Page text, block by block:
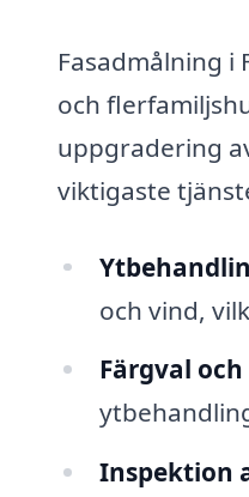
Fasadmålning
och
uppgradering
viktigaste
och vind,
Färgval
Inspektion